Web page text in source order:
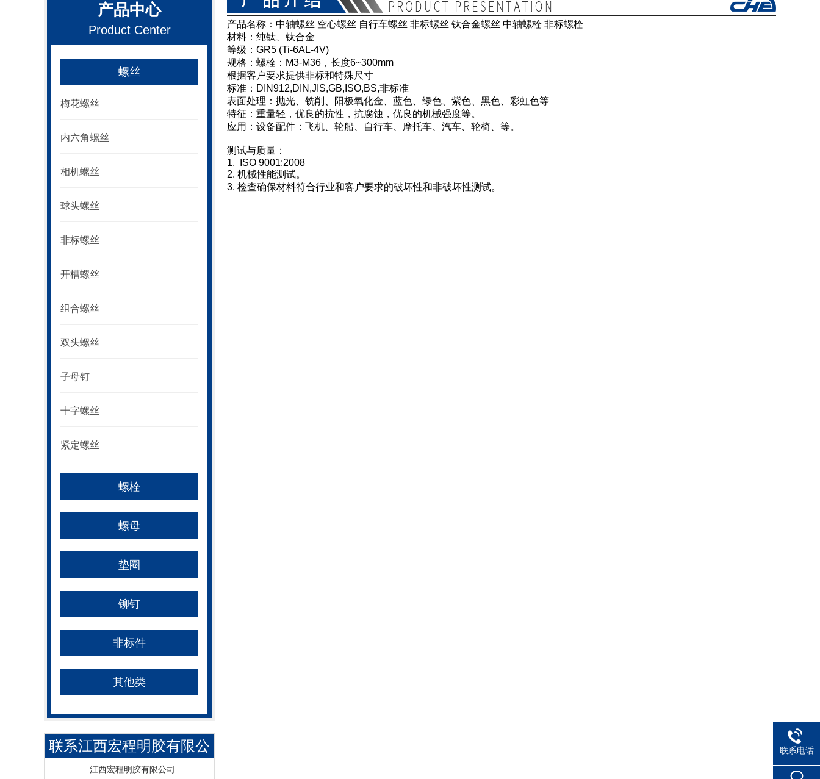
产品中心
Product Center
螺丝
梅花螺丝
内六角螺丝
相机螺丝
球头螺丝
非标螺丝
开槽螺丝
组合螺丝
双头螺丝
子母钉
十字螺丝
紧定螺丝
螺栓
螺母
垫圈
铆钉
非标件
其他类
联系江西宏程明胶有限公
司-明胶,啫喱胶,工业明胶,
江西宏程明胶有限公司
产品名称：中轴螺丝 空心螺丝 自行车螺丝 非标螺丝 钛合金螺丝 中轴螺栓 非标螺栓
材料：纯钛、钛合金
等级：GR5 (Ti-6AL-4V)
规格：螺栓：M3-M36，长度6~300mm
根据客户要求提供非标和特殊尺寸
标准：DIN912,DIN,JIS,GB,ISO,BS,非标准
表面处理：抛光、铣削、阳极氧化金、蓝色、绿色、紫色、黑色、彩虹色等
特征：重量轻，优良的抗性，抗腐蚀，优良的机械强度等。
应用：设备配件：飞机、轮船、自行车、摩托车、汽车、轮椅、等。
测试与质量：
1. ISO 9001:2008
2. 机械性能测试。
3. 检查确保材料符合行业和客户要求的破坏性和非破坏性测试。
联系电话